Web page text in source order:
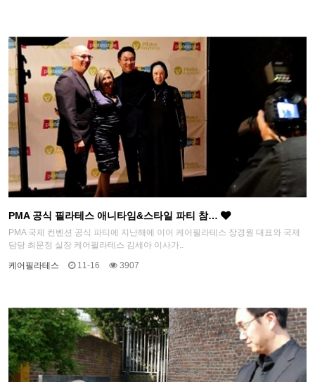
PMA 공식 필라테스 애니타임&스타일 파티 참…
PMA 국제 컨벤션 공식 파티에 지난해에 이어 케어필라테스 장경원 대표와 국제
담당 최문정 실장 케어필라테스 김세아 이사가..
케어필라테스 11-16 3907